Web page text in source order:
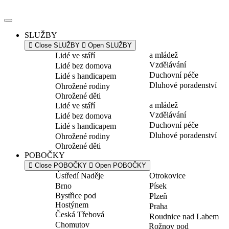
k
SLUŽBY
Close SLUŽBY Open SLUŽBY
Lidé ve stáří
Lidé bez domova
Lidé s handicapem
Ohrožené rodiny
Ohrožené děti
a mládež
Vzdělávání
Duchovní péče
Dluhové poradenství
Lidé ve stáří
Lidé bez domova
Lidé s handicapem
Ohrožené rodiny
Ohrožené děti
a mládež
Vzdělávání
Duchovní péče
Dluhové poradenství
POBOČKY
Close POBOČKY Open POBOČKY
Ústředí Naděje
Brno
Bystřice pod
Hostýnem
Česká Třebová
Chomutov
Otrokovice
Písek
Plzeň
Praha
Roudnice nad Labem
Rožnov pod